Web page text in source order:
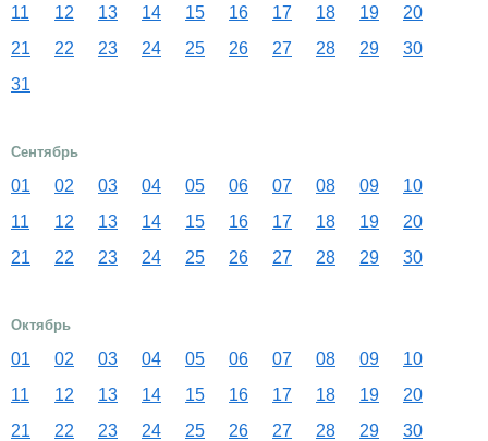
11
12 13 14 15 16 17 18 19
20
21
22 23 24 25 26 27 28 29
30
31
Сентябрь
01 02 03 04 05 06 07 08 09
10
11
12 13 14 15 16 17 18 19
20
21
22 23 24 25 26 27 28 29 30
Октябрь
01 02 03 04 05 06 07 08 09
10
11
12 13 14 15 16 17 18 19
20
21
22 23 24 25 26 27 28 29
30